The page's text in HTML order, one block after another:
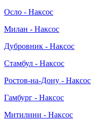
Осло - Наксос
Милан - Наксос
Дубровник - Наксос
Стамбул - Наксос
Ростов-на-Дону - Наксос
Гамбург - Наксос
Митилини - Наксос